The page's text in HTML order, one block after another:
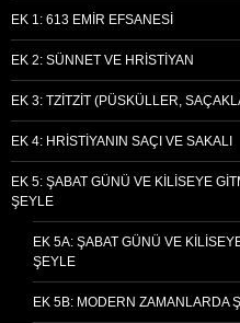
EK 1: 613 EMIR EFSANESI
EK 2: SÜNNET VE HRISTIYAN
EK 3: TZITZIT (PÜSKÜLLER,
EK 4: HRISTIYANIN SAÇI VE SAKALI
EK 5: ŞABAT GÜNÜ VE KILISEYE
ŞEYLE
EK 5A: ŞABAT GÜNÜ VE
ŞEYLE
EK 5B: MODERN ZAMANLARDA